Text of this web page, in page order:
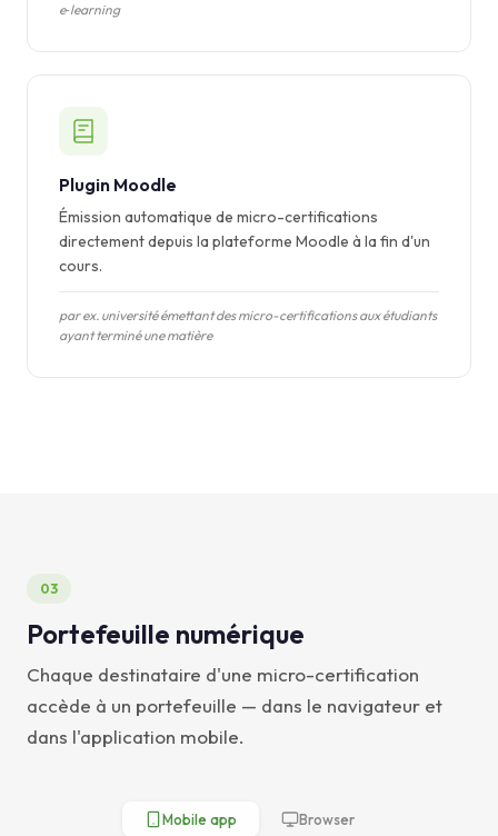
e‑learning
Plugin Moodle
Émission automatique de micro-certifications
directement depuis la plateforme Moodle à la fin d'un
cours.
par ex. université émettant des micro-certifications aux étudiants
ayant terminé une matière
03
Portefeuille numérique
Chaque destinataire d'une micro-certification
accède à un portefeuille — dans le navigateur et
dans l'application mobile.
Mobile app Browser